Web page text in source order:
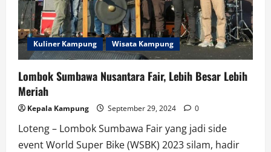
Kuliner Kampung Wisata Kampung
Lombok Sumbawa Nusantara Fair, Lebih Besar Lebih
Meriah
Kepala Kampung September 29, 2024 0
Loteng – Lombok Sumbawa Fair yang jadi side
event World Super Bike (WSBK) 2023 silam, hadir